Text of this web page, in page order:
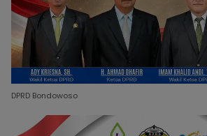
DPRD Bondowoso